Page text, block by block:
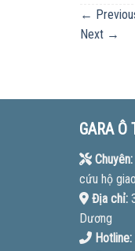
←
Next →
GARA Ô
Chuyên:
cứu hộ
Địa chỉ:
Dương
Hotline: